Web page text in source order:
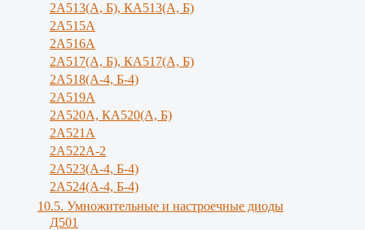
2А513(А, Б), КА513(А, Б)
2А515А
2A516A
2А517(А, Б), КА517(А, Б)
2А518(А-4, Б-4)
2A519A
2А520А, КА520(А, Б)
2А521А
2А522А-2
2А523(А-4, Б-4)
2А524(А-4, Б-4)
10.5. Умножительные и настроечные диоды
Д501